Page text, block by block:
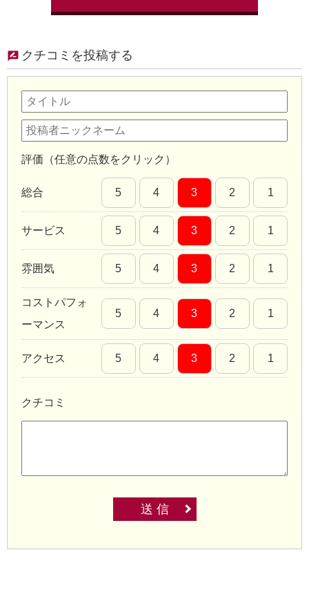
クチコミを投稿する
評価（任意の点数をクリック）
総合 5 4 3 2 1
サービス 5 4 3 2 1
雰囲気 5 4 3 2 1
コストパフォ
ーマンス
5 4 3 2 1
アクセス 5 4 3 2 1
クチコミ
送 信